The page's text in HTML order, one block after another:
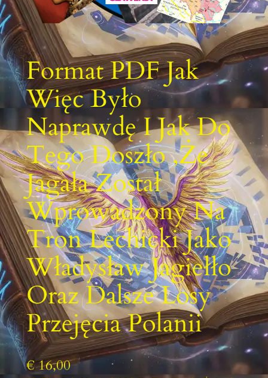
Format PDF Jak
Więc Było
Naprawdę I Jak Do
Tego Doszło ,że
Jagała Został
Wprowadzony Na
Tron Lechicki Jako
Władysław Jagiełło
Oraz Dalsze Losy
Przejęcia Polanii
€16,00